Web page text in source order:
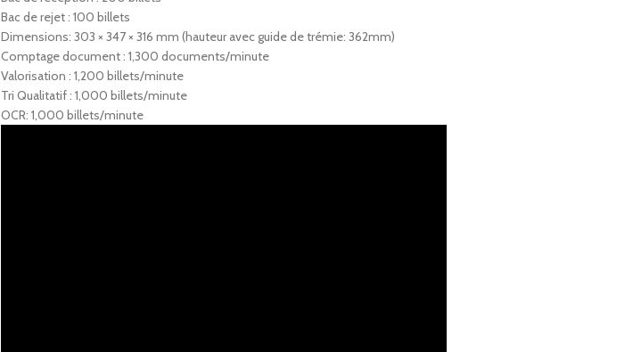
Bac de rejet : 100 billets
Dimensions: 303 × 347 × 316 mm (hauteur avec guide de trémie: 362mm)
Comptage document : 1,300 documents/minute
Valorisation : 1,200 billets/minute
Tri Qualitatif : 1,000 billets/minute
OCR: 1,000 billets/minute